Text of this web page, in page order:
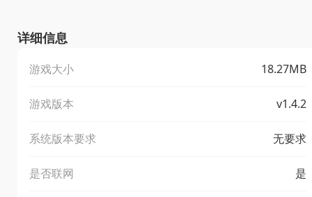
详细信息
游戏大小 18.27MB
游戏版本 v1.4.2
系统版本要求 无要求
是否联网 是